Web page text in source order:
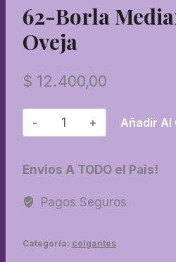
62-Borla
Oveja
$ 12.400,00
62-
Borla
lana
cantidad
Añadir Al
Envios A TODO el Pais!
Pagos Seguros
Categoría: colgantes